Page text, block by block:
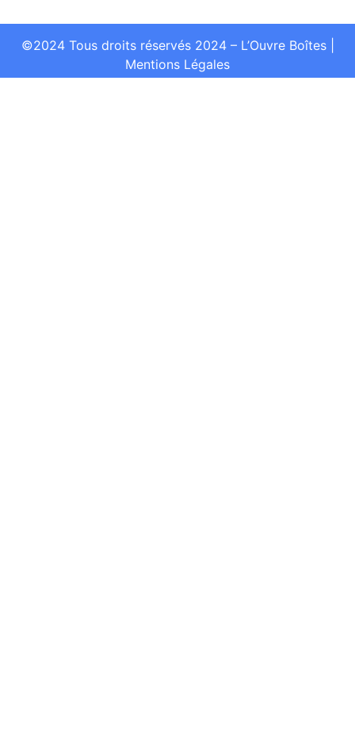
©2024 Tous droits réservés 2024 – L’Ouvre Boîtes
Mentions Légales